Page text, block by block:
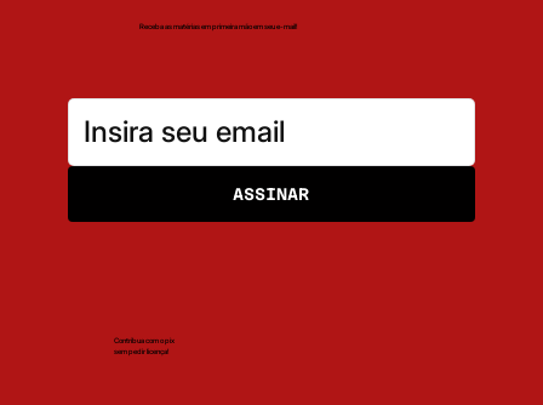
Receba as matérias em primeira mão em seu e-mail!
ASSINAR
Contribua com o pix
sem pedir licença!